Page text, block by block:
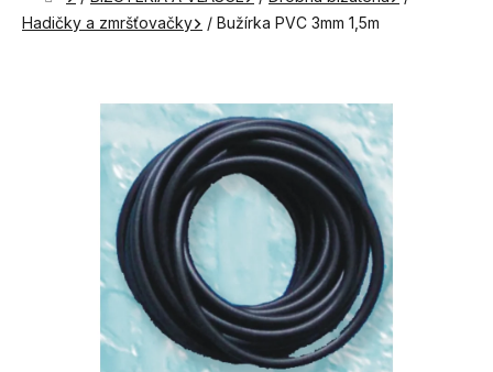
Hadičky a zmršťovačky
/ Bužírka PVC 3mm 1,5m